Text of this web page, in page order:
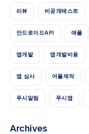
리뷰 비공개테스트
안드로이드API 애플
앱개발 앱개발비용
앱 심사 어플제작
푸시알림 푸시앱
Archives